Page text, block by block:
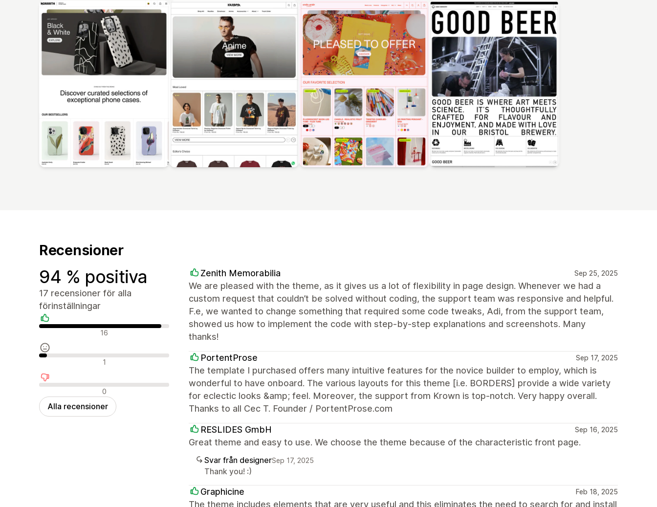
Recensioner
94 % positiva
17 recensioner för alla
förinställningar
Positiva recensioner
16
Neutrala recensioner
1
Negativa recensioner
0
Alla recensioner
Zenith Memorabilia Sep 25, 2025
We are pleased with the theme, as it gives us a lot of flexibility in page design. Whenever we had a
custom request that couldn’t be solved without coding, the support team was responsive and helpful.
F.e, we wanted to change something that required some code tweaks, Adi, from the support team,
showed us how to implement the code with step-by-step explanations and screenshots. Many
thanks!
PortentProse Sep 17, 2025
The template I purchased offers many intuitive features for the novice builder to employ, which is
wonderful to have onboard. The various layouts for this theme [i.e. BORDERS] provide a wide variety
for eclectic looks &amp; feel. Moreover, the support from Krown is top-notch. Very happy overall.
Thanks to all Cec T. Founder / PortentProse.com
RESLIDES GmbH Sep 16, 2025
Great theme and easy to use. We choose the theme because of the characteristic front page.
Svar från designerSep 17, 2025
Thank you! :)
Graphicine Feb 18, 2025
The theme includes elements that are very useful and this eliminates the need to search for and install